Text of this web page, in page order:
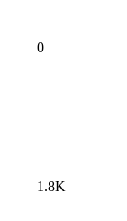
0
1.8K